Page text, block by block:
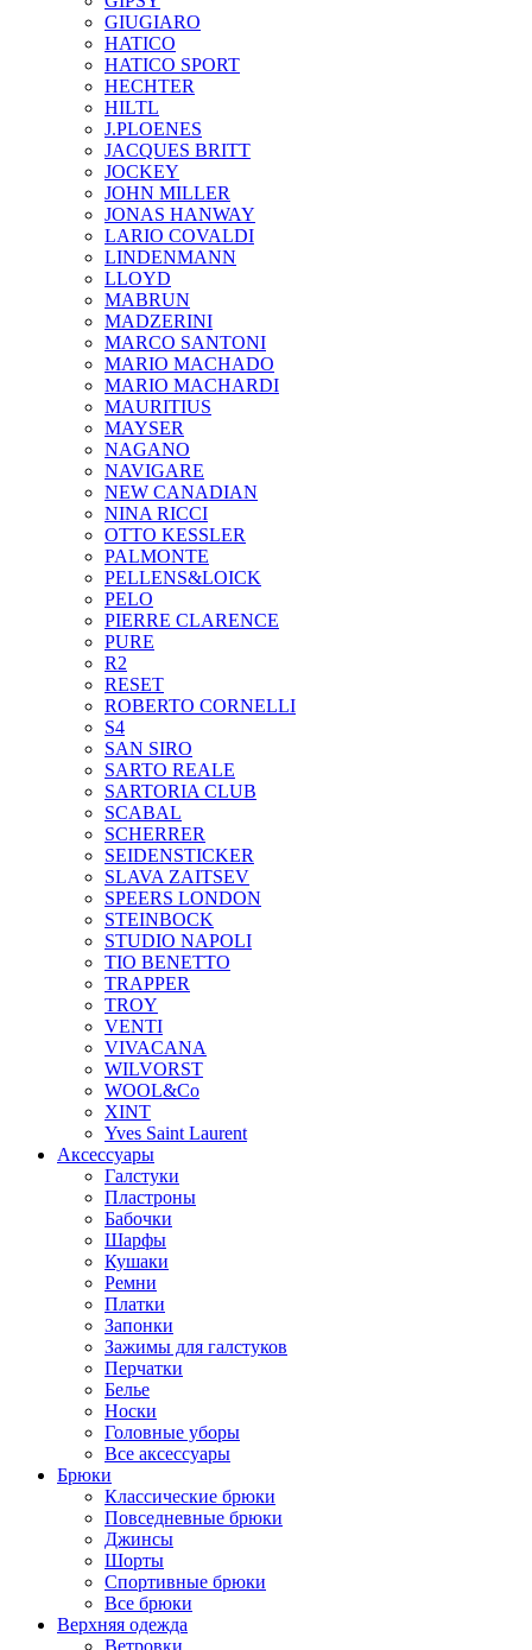
GIUGIARO
HATICO
HATICO SPORT
HECHTER
HILTL
J.PLOENES
JAСQUES BRITT
JOCKEY
JOHN MILLER
JONAS HANWAY
LARIO COVALDI
LINDENMANN
LLOYD
MABRUN
MADZERINI
MARCO SANTONI
MARIO MACHADO
MARIO MACHARDI
MAURITIUS
MAYSER
NAGANO
NAVIGARE
NEW CANADIAN
NINA RICCI
OTTO KESSLER
PALMONTE
PELLENS&LOICK
PELO
PIERRE CLARENCE
PURE
R2
RESET
ROBERTO CORNELLI
S4
SAN SIRO
SARTO REALE
SARTORIA CLUB
SCABAL
SCHERRER
SEIDENSTICKER
SLAVA ZAITSEV
SPEERS LONDON
STEINBOCK
STUDIO NAPOLI
TIO BENETTO
TRAPPER
TROY
VENTI
VIVACANA
WILVORST
WOOL&Co
XINT
Yves Saint Laurent
Аксессуары
Галстуки
Пластроны
Бабочки
Шарфы
Кушаки
Ремни
Платки
Запонки
Зажимы для галстуков
Перчатки
Белье
Носки
Головные уборы
Все аксессуары
Брюки
Классические брюки
Повседневные брюки
Джинсы
Шорты
Спортивные брюки
Все брюки
Верхняя одежда
Ветровки